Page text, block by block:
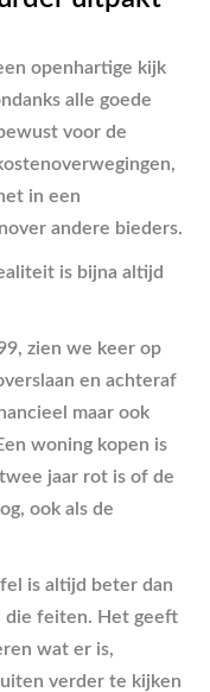
openhartige kijk
alle goede
voor de
in een
andere bieders.
is bijna altijd
zien we keer op
en achteraf
maar ook
woning kopen is
jaar rot is of de
ook als de
is altijd beter dan
die feiten. Het geeft
wat er is,
verder te kijken